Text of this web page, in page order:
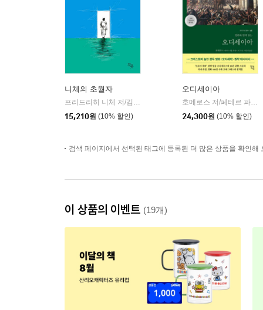
니체의 초월자
프리드리히 니체 저/김철 편역
15,210원 (10% 할인)
오디세이아
호메로스 저/페테르 파울 루벤스 그림/박문재 역
24,300원 (10% 할인)
검색 페이지에서 선택된 태그에 등록된 더 많은 상품을 확인해
이 상품의 이벤트 (19개)